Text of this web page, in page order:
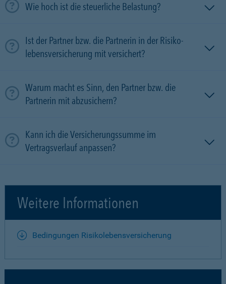
Wie hoch ist die steuerliche Belastung?
Ist der Partner bzw. die Partnerin in der Risiko­
lebens­versicherung mit versichert?
Warum macht es Sinn, den Partner bzw. die
Partnerin mit ab­zu­sichern?
Kann ich die Versicherungssumme im
Vertragsverlauf anpassen?
Weitere Informationen
Bedingungen Risikolebensversicherung